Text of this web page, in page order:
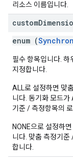
리소스 이름입니다.
custom
enum (
필수 항목입니다.
지정합니다.
ALL로 설정하면 맞
니다. 동기화 모드가
기준 / 측정항목의
NONE으로 설정하
니다. 맞춤 측정기
합니다.